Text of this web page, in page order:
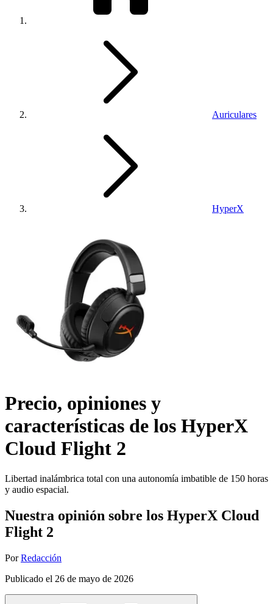
Auriculares
HyperX
Precio, opiniones y
características de los HyperX
Cloud Flight 2
Libertad inalámbrica total con una autonomía imbatible de 150 horas
y audio espacial.
Nuestra opinión sobre los HyperX Cloud
Flight 2
Por Redacción
Publicado el 26 de mayo de 2026